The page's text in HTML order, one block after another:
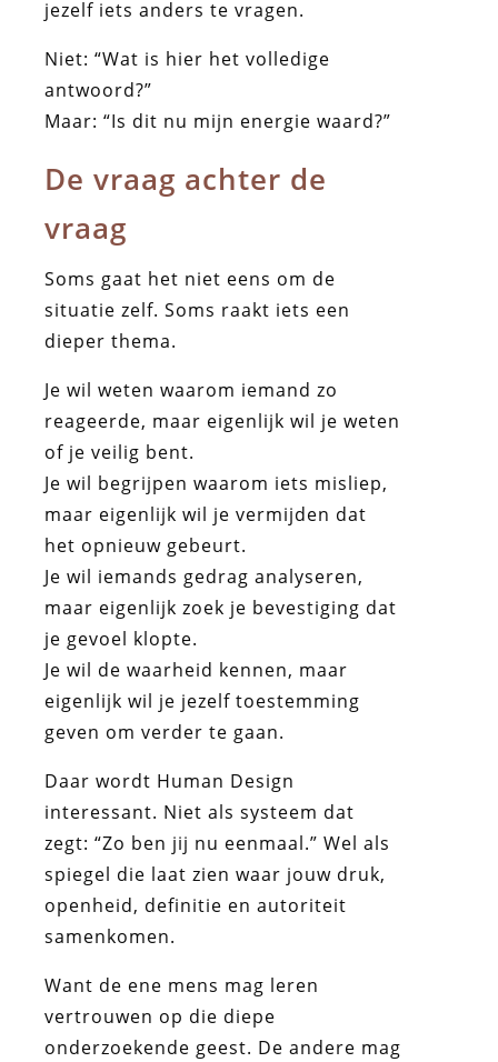
jezelf iets anders te vragen.
Niet: “Wat is hier het volledige
antwoord?”
Maar: “Is dit nu mijn energie waard?”
De vraag achter de
vraag
Soms gaat het niet eens om de
situatie zelf. Soms raakt iets een
dieper thema.
Je wil weten waarom iemand zo
reageerde, maar eigenlijk wil je weten
of je veilig bent.
Je wil begrijpen waarom iets misliep,
maar eigenlijk wil je vermijden dat
het opnieuw gebeurt.
Je wil iemands gedrag analyseren,
maar eigenlijk zoek je bevestiging dat
je gevoel klopte.
Je wil de waarheid kennen, maar
eigenlijk wil je jezelf toestemming
geven om verder te gaan.
Daar wordt Human Design
interessant. Niet als systeem dat
zegt: “Zo ben jij nu eenmaal.” Wel als
spiegel die laat zien waar jouw druk,
openheid, definitie en autoriteit
samenkomen.
Want de ene mens mag leren
vertrouwen op die diepe
onderzoekende geest. De andere mag